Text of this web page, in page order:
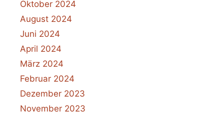
Oktober 2024
August 2024
Juni 2024
April 2024
März 2024
Februar 2024
Dezember 2023
November 2023